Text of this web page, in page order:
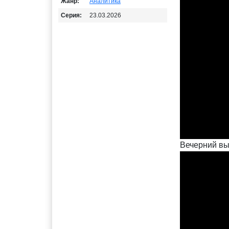
Серия:
23.03.2026
Вечерний